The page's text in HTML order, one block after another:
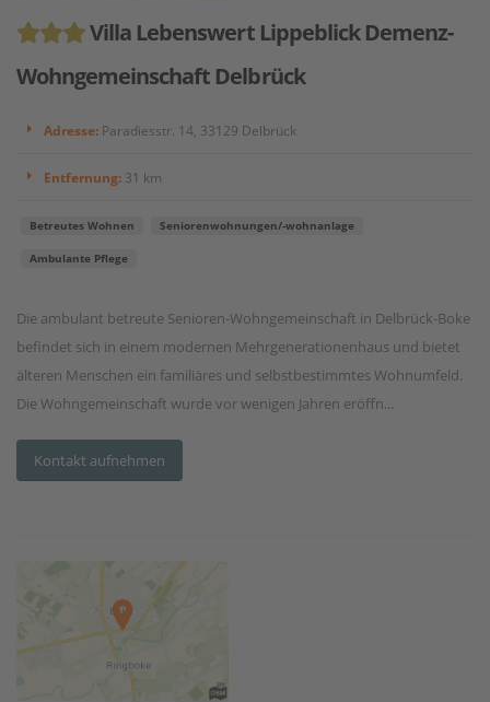
Villa Lebenswert Lippeblick Demenz-
Wohngemeinschaft Delbrück
Adresse: Paradiesstr. 14, 33129 Delbrück
Entfernung: 31 km
Betreutes Wohnen Seniorenwohnungen/-wohnanlage
Ambulante Pflege
Die ambulant betreute Senioren-Wohngemeinschaft in Delbrück-Boke
befindet sich in einem modernen Mehrgenerationenhaus und bietet
älteren Menschen ein familiäres und selbstbestimmtes Wohnumfeld.
Die Wohngemeinschaft wurde vor wenigen Jahren eröffn...
Kontakt aufnehmen